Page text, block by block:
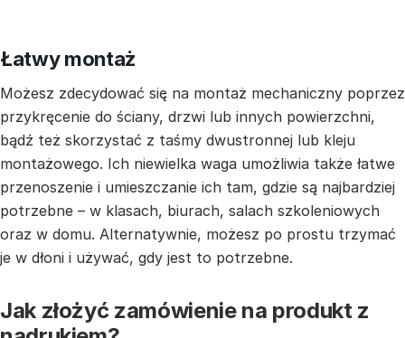
Łatwy montaż
Możesz zdecydować się na montaż mechaniczny poprzez
przykręcenie do ściany, drzwi lub innych powierzchni,
bądź też skorzystać z taśmy dwustronnej lub kleju
montażowego. Ich niewielka waga umożliwia także łatwe
przenoszenie i umieszczanie ich tam, gdzie są najbardziej
potrzebne – w klasach, biurach, salach szkoleniowych
oraz w domu. Alternatywnie, możesz po prostu trzymać
je w dłoni i używać, gdy jest to potrzebne.
Jak złożyć zamówienie na produkt z